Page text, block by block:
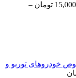
15,000 تومان –
خودروهای توربو و